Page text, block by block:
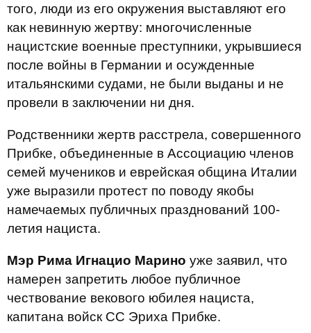
того, люди из его окружения выставляют его
как невинную жертву: многочисленные
нацистские военные преступники, укрывшиеся
после войны в Германии и осужденные
итальянскими судами, не были выданы и не
провели в заключении ни дня.
Родственники жертв расстрела, совершенного
Прибке, объединенные в Ассоциацию членов
семей мучеников и еврейская община Италии
уже выразили протест по поводу якобы
намечаемых публичных празднований 100-
летия нациста.
Мэр Рима Игнацио Марино уже заявил, что
намерен запретить любое публичное
чествование векового юбилея нациста,
капитана войск СС Эриха Прибке.